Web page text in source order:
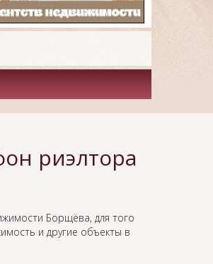
риэлтора
Борщёва, для того
и другие объекты в